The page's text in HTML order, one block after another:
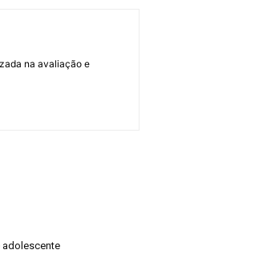
na avaliação e
adolescente